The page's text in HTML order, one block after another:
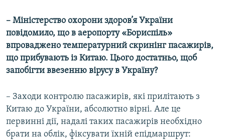
– Міністерство охорони здоров’я України
повідомило, що в аеропорту «Бориспіль»
впроваджено температурний скринінг пасажирів,
що прибувають із Китаю. Цього достатньо, щоб
запобігти ввезенню вірусу в Україну?
– Заходи контролю пасажирів, які прилітають з
Китаю до України, абсолютно вірні. Але це
первинні дії, надалі таких пасажирів необхідно
брати на облік, фіксувати їхній епідмаршрут: